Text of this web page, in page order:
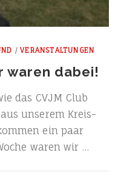
/VERANSTALTUNGEN
waren dabei!
das CVJM Club
aus unse­rem Kreis­
ein paar
waren wir …